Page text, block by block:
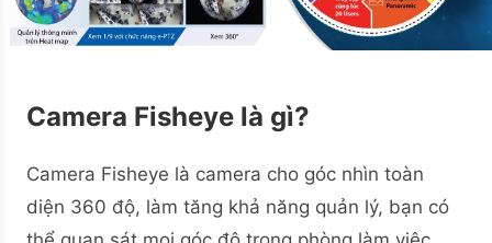
Camera Fisheye là gì?
Camera Fisheye là camera cho góc nhìn toàn
diện 360 độ, làm tăng khả năng quản lý, bạn có